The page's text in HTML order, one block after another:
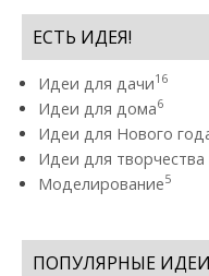
ЕСТЬ ИДЕЯ!
Идеи для дачи16
Идеи для дома6
Идеи для Нового
Идеи для
Моделирование5
ПОПУЛЯРНЫЕ ИДЕИ